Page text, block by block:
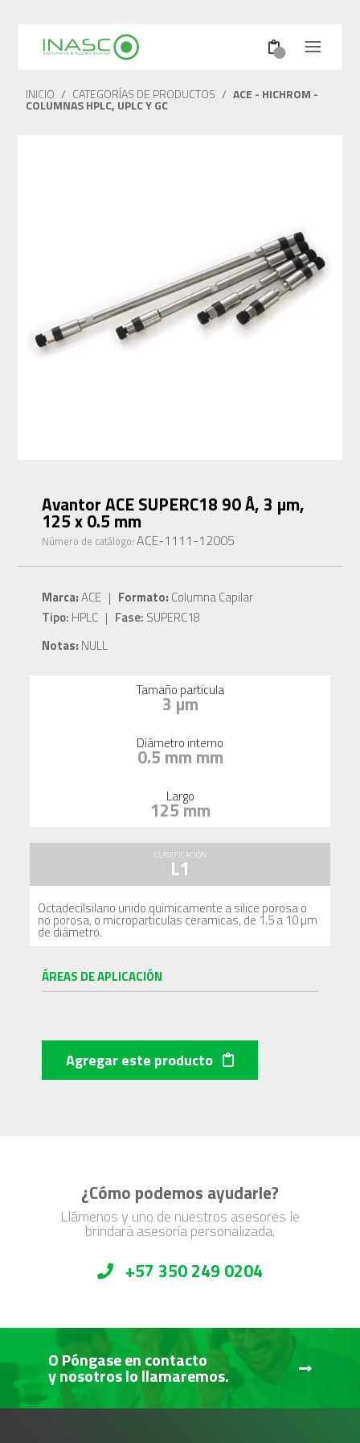
INICIO / CATEGORÍAS DE PRODUCTOS / ACE - HICHROM -
COLUMNAS HPLC, UPLC Y GC
Avantor ACE SUPERC18 90 Å, 3 µm,
125 x 0.5 mm
Número de catálogo:ACE-1111-12005
Marca:ACE | Formato: Columna Capilar
Tipo: HPLC | Fase: SUPERC18
Notas: NULL
Tamaño particula
3 µm
Diámetro interno
0.5 mm mm
Largo
125 mm
CLASIFICACIÓN
L1
Octadecilsilano unido quimicamente a silice porosa o
no porosa, o microparticulas ceramicas, de 1.5 a 10 µm
de diámetro.
ÁREAS DE APLICACIÓN
Agregar este producto
¿Cómo podemos ayudarle?
Llámenos y uno de nuestros asesores le
brindará asesoría personalizada.
+57 350 249 0204
O Póngase en contacto
y nosotros lo llamaremos.